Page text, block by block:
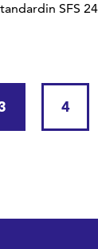
SFS
4